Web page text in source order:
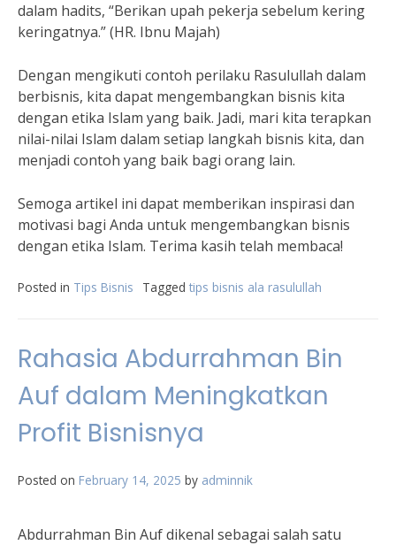
dalam hadits, “Berikan upah pekerja sebelum kering
keringatnya.” (HR. Ibnu Majah)
Dengan mengikuti contoh perilaku Rasulullah dalam
berbisnis, kita dapat mengembangkan bisnis kita
dengan etika Islam yang baik. Jadi, mari kita terapkan
nilai-nilai Islam dalam setiap langkah bisnis kita, dan
menjadi contoh yang baik bagi orang lain.
Semoga artikel ini dapat memberikan inspirasi dan
motivasi bagi Anda untuk mengembangkan bisnis
dengan etika Islam. Terima kasih telah membaca!
Posted in Tips Bisnis Tagged tips bisnis ala rasulullah
Rahasia Abdurrahman Bin
Auf dalam Meningkatkan
Profit Bisnisnya
Posted on February 14, 2025 by adminnik
Abdurrahman Bin Auf dikenal sebagai salah satu